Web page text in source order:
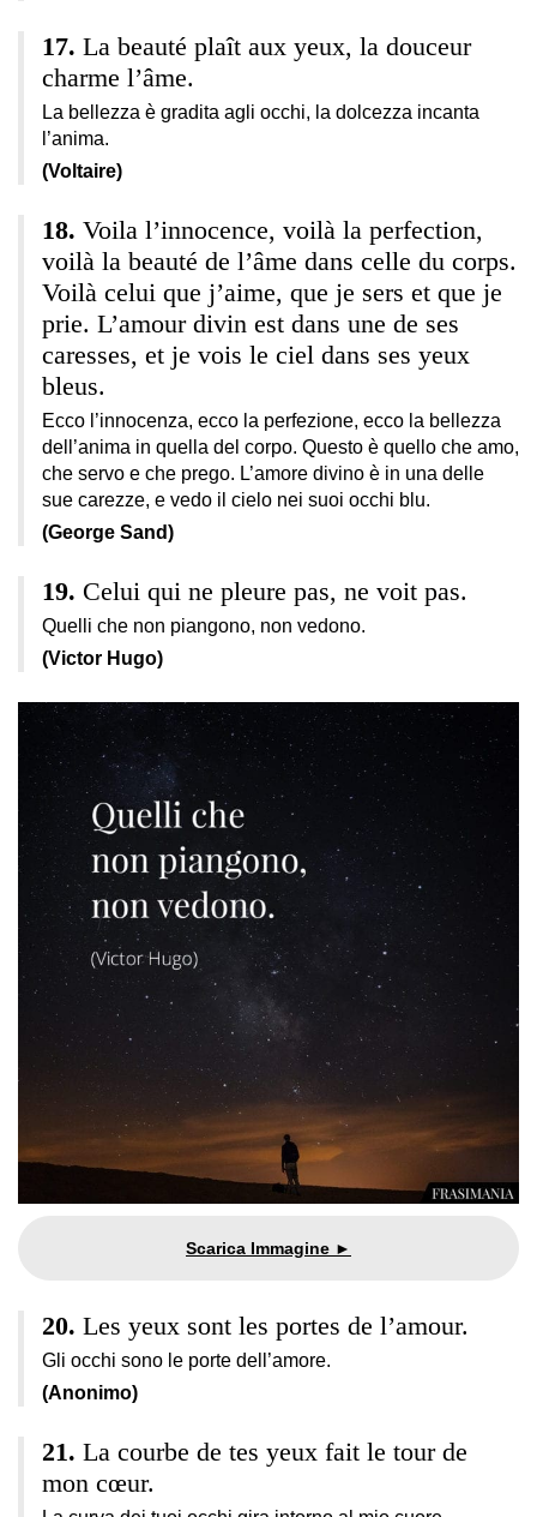
La beauté plaît aux yeux, la douceur
charme l’âme.
La bellezza è gradita agli occhi, la dolcezza incanta
l’anima.
(Voltaire)
Voila l’innocence, voilà la perfection,
voilà la beauté de l’âme dans celle du corps.
Voilà celui que j’aime, que je sers et que je
prie. L’amour divin est dans une de ses
caresses, et je vois le ciel dans ses yeux
bleus.
Ecco l’innocenza, ecco la perfezione, ecco la bellezza
dell’anima in quella del corpo. Questo è quello che amo,
che servo e che prego. L’amore divino è in una delle
sue carezze, e vedo il cielo nei suoi occhi blu.
(George Sand)
Celui qui ne pleure pas, ne voit pas.
Quelli che non piangono, non vedono.
(Victor Hugo)
Les yeux sont les portes de l’amour.
Gli occhi sono le porte dell’amore.
(Anonimo)
La courbe de tes yeux fait le tour de
mon cœur.